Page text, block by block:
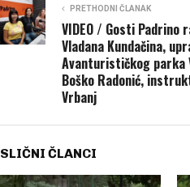
PRETHODNI ČLANAK
VIDEO / Gosti Padrino
Vladana Kundačina,
Avanturističkog parka
Boško Radonić,
Vrbanj
SLIČNI ČLANCI